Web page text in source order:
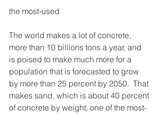
the most-used
The world makes a lot of concrete,
more than 10 billions tons a year, and
is poised to make much more for a
population that is forecasted to grow
by more than 25 percent by 2050.  That
makes sand, which is about 40 percent
of concrete by weight, one of the most-